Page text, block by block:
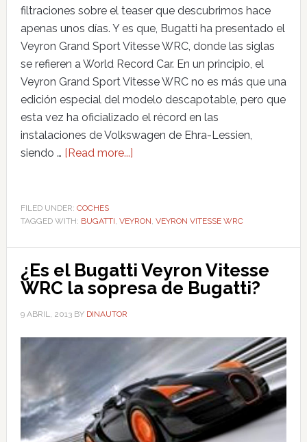
filtraciones sobre el teaser que descubrimos hace
apenas unos días. Y es que, Bugatti ha presentado el
Veyron Grand Sport Vitesse WRC, donde las siglas
se refieren a World Record Car. En un principio, el
Veyron Grand Sport Vitesse WRC no es más que una
edición especial del modelo descapotable, pero que
esta vez ha oficializado el récord en las
instalaciones de Volkswagen de Ehra-Lessien,
siendo … [Read more...]
FILED UNDER: COCHES
TAGGED WITH: BUGATTI VEYRON VEYRON VITESSE WRC
¿Es el Bugatti Veyron Vitesse
WRC la sopresa de Bugatti?
9 ABRIL, 2013BY DINAUTOR